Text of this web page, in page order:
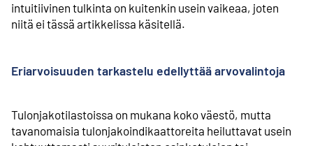
intuitiivinen tulkinta on kuitenkin usein vaikeaa, joten
niitä ei tässä artikkelissa käsitellä.
Eriarvoisuuden tarkastelu edellyttää arvovalintoja
Tulonjakotilastoissa on mukana koko väestö, mutta
tavanomaisia tulonjakoindikaattoreita heiluttavat usein